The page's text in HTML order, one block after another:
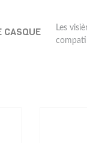
CASQUE
Les